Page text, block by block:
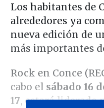
Los habitantes de
alrededores ya
nueva edición de
más importantes
Rock en Conce
cabo el sábado 16
17, estará liderado